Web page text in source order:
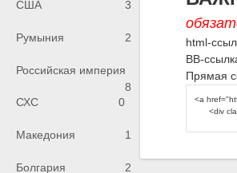
США 3
Румыния 2
Российская империя
8
СХС
0
Македония 1
Болгария 2
html-
BB-
Прямая